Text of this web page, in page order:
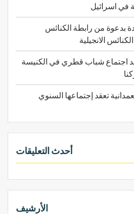
في اسرائيل
بدعوة من رابطة الكنائس
الانجيلية
اجتماع شباب قطري في الكنيسة
تعقد إجتماعها السنوي
أحدث التعليقات
الأرشيف